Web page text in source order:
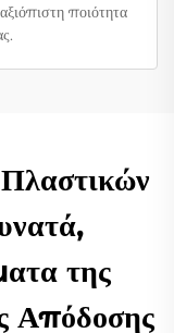
ποιότητα
της
Απόδοσης